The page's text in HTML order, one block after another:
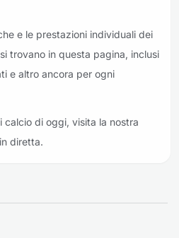
e le prestazioni individuali dei
trovano in questa pagina, inclusi
e altro ancora per ogni
calcio di oggi, visita la nostra
diretta.